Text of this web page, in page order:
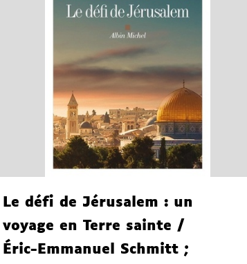
Le défi de Jérusalem : un
voyage en Terre sainte /
Éric-Emmanuel Schmitt ;